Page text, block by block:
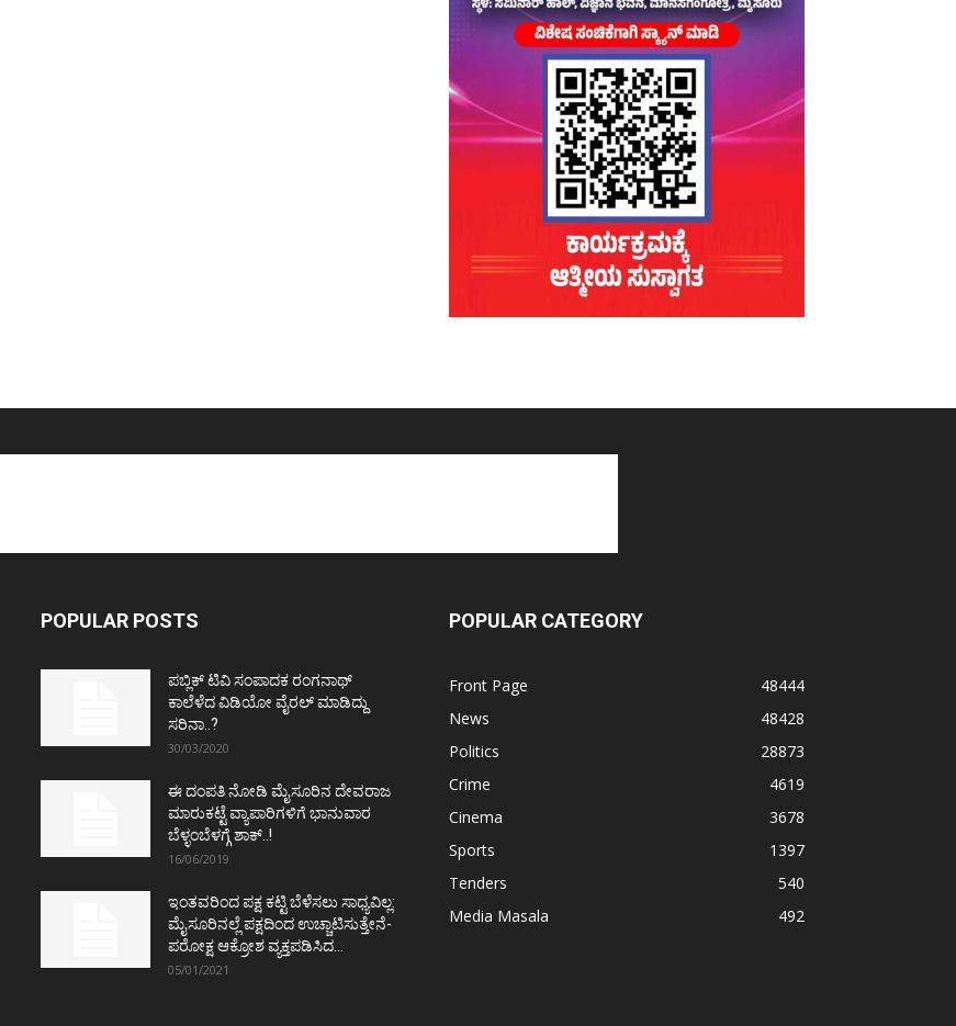
POPULAR POSTS
ಪಬ್ಲಿಕ್ ಟಿವಿ ಸಂಪಾದಕ ರಂಗನಾಥ್
ಕಾಲೆಳೆದ ವಿಡಿಯೋ ವೈರಲ್ ಮಾಡಿದ್ದು
ಸರಿನಾ..?
30/03/2020
ಈ ದಂಪತಿ ನೋಡಿ ಮೈಸೂರಿನ ದೇವರಾಜ
ಮಾರುಕಟ್ಟೆ ವ್ಯಾಪಾರಿಗಳಿಗೆ ಭಾನುವಾರ
ಬೆಳ್ಳಂಬೆಳಗ್ಗೆ ಶಾಕ್..!
16/06/2019
ಇಂತವರಿಂದ ಪಕ್ಷ ಕಟ್ಟಿ ಬೆಳೆಸಲು ಸಾಧ್ಯವಿಲ್ಲ:
ಮೈಸೂರಿನಲ್ಲೆ ಪಕ್ಷದಿಂದ ಉಚ್ಚಾಟಿಸುತ್ತೇನೆ-
ಪರೋಕ್ಷ ಆಕ್ರೋಶ ವ್ಯಕ್ತಪಡಿಸಿದ...
05/01/2021
POPULAR CATEGORY
Front Page
48444
News
48428
Politics
28873
Crime
4619
Cinema
3678
Sports
1397
Tenders
540
Media Masala
492